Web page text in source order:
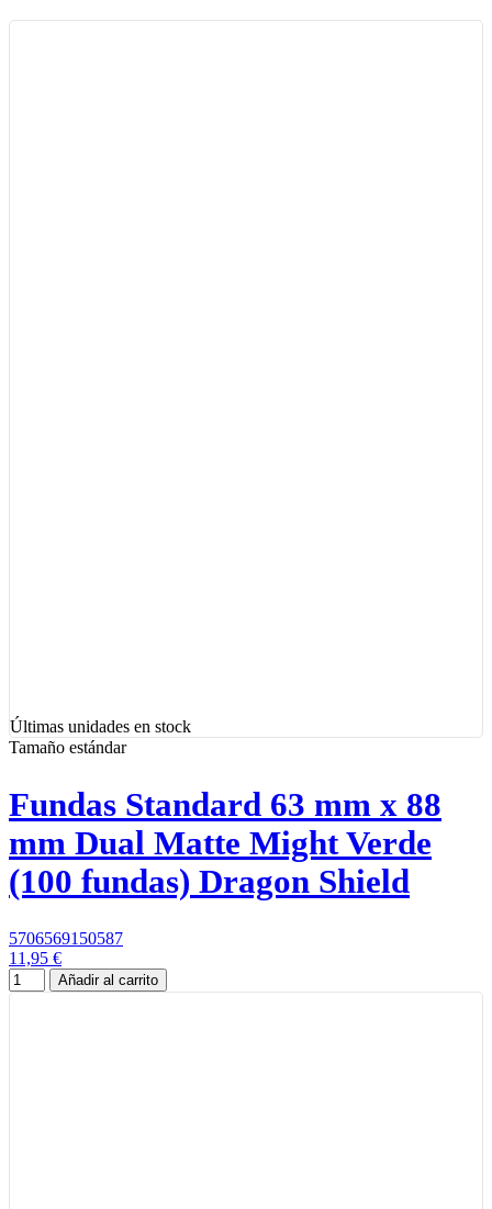
Últimas unidades en stock
Tamaño estándar
Fundas Standard 63 mm x 88
mm Dual Matte Might Verde
(100 fundas) Dragon Shield
5706569150587
11,95 €
Añadir al carrito